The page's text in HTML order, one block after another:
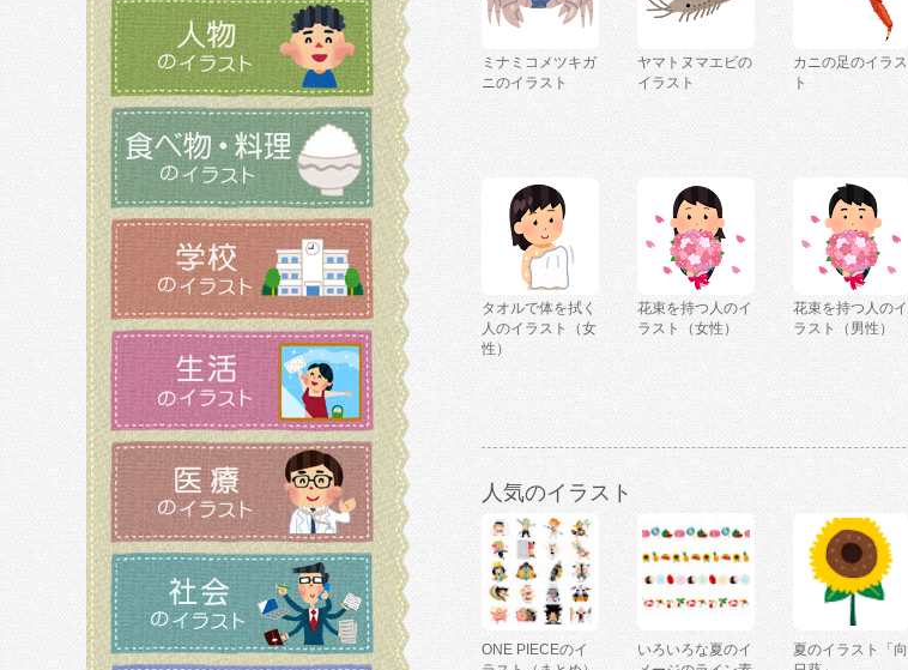
ミナミコメツキガ
ニのイラスト
ヤマトヌマエビの
イラスト
カニの足のイラス
ト
タオルで体を拭く
人のイラスト（女
性）
花束を持つ人のイ
ラスト（女性）
花束を持つ人のイ
ラスト（男性）
人気のイラスト
ONE PIECEのイ
いろいろな夏のイ
夏のイラスト「向